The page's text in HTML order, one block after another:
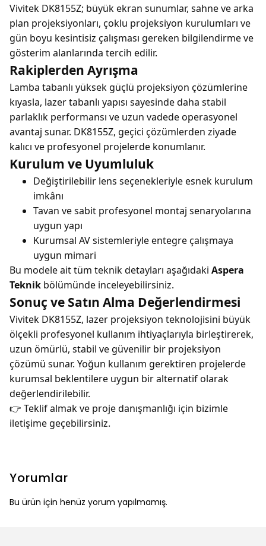
Vivitek DK8155Z; büyük ekran sunumlar, sahne ve arka
plan projeksiyonları, çoklu projeksiyon kurulumları ve
gün boyu kesintisiz çalışması gereken bilgilendirme ve
gösterim alanlarında tercih edilir.
Rakiplerden Ayrışma
Lamba tabanlı yüksek güçlü projeksiyon çözümlerine
kıyasla, lazer tabanlı yapısı sayesinde daha stabil
parlaklık performansı ve uzun vadede operasyonel
avantaj sunar. DK8155Z, geçici çözümlerden ziyade
kalıcı ve profesyonel projelerde konumlanır.
Kurulum ve Uyumluluk
Değiştirilebilir lens seçenekleriyle esnek kurulum
imkânı
Tavan ve sabit profesyonel montaj senaryolarına
uygun yapı
Kurumsal AV sistemleriyle entegre çalışmaya
uygun mimari
Bu modele ait tüm teknik detayları aşağıdaki Aspera
Teknik bölümünde inceleyebilirsiniz.
Sonuç ve Satın Alma Değerlendirmesi
Vivitek DK8155Z, lazer projeksiyon teknolojisini büyük
ölçekli profesyonel kullanım ihtiyaçlarıyla birleştirerek,
uzun ömürlü, stabil ve güvenilir bir projeksiyon
çözümü sunar. Yoğun kullanım gerektiren projelerde
kurumsal beklentilere uygun bir alternatif olarak
değerlendirilebilir.
👉 Teklif almak ve proje danışmanlığı için bizimle
iletişime geçebilirsiniz.
Yorumlar
Bu ürün için henüz yorum yapılmamış.